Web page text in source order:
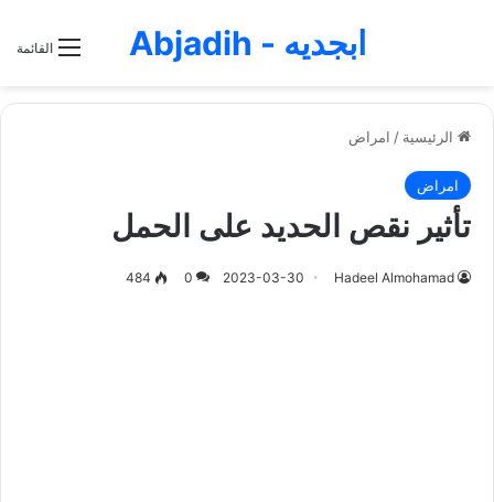
القائمة ابجديه - Abjadih
الرئيسية / امراض
امراض
تأثير نقص الحديد على الحمل
Hadeel Almohamad
2023-03-30
0
484